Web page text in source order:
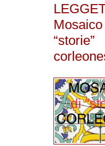
Mosaico
“storie”